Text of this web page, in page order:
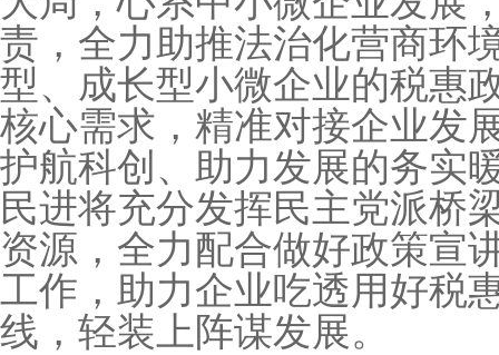
责，全力助推法治化营商环
型、成长型小微企业的税惠
核心需求，精准对接企业发
护航科创、助力发展的务实
民进将充分发挥民主党派桥
资源，全力配合做好政策宣
工作，助力企业吃透用好税
线，轻装上阵谋发展。